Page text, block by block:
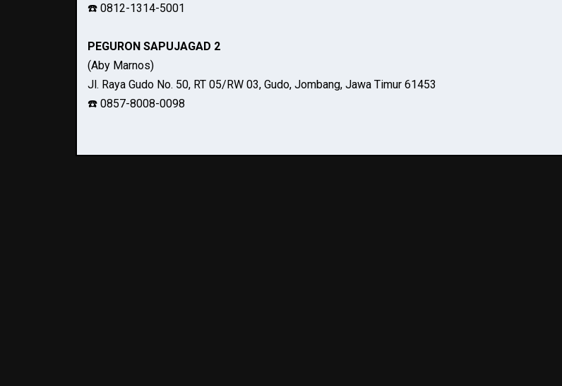
☎️ 0812-1314-5001
PEGURON SAPUJAGAD 2
(Aby Marnos)
Jl. Raya Gudo No. 50, RT 05/RW 03, Gudo, Jombang, Jawa Timur 61453
☎️ 0857-8008-0098